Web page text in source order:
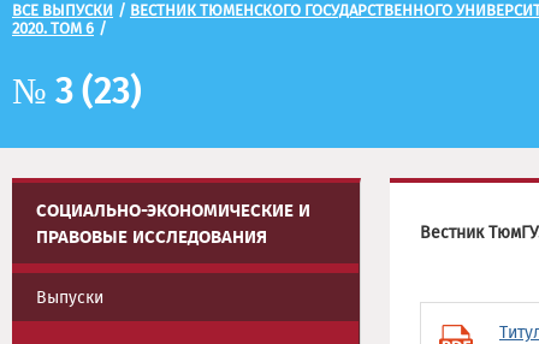
ВСЕ ВЫПУСКИ / ВЕСТНИК ТЮМЕНСКОГО ГОСУДАРСТВЕННОГО
2020. ТОМ 6 /
№ 3 (23)
СОЦИАЛЬНО-ЭКОНОМИЧЕСКИЕ И
ПРАВОВЫЕ ИССЛЕДОВАНИЯ
Выпуски
Вестник